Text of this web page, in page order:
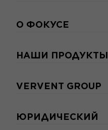
О ФОКУСЕ
НАШИ ПРОДУКТЫ
VERVENT GROUP
ЮРИДИЧЕСКИЙ